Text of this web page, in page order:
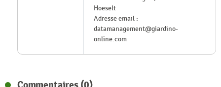
Hoeselt
Adresse email :
datamanagement@giardino-
online.com